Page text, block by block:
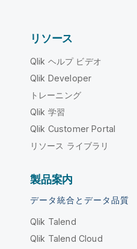
リソース
Qlik ヘルプ ビデオ
Qlik Developer
トレーニング
Qlik 学習
Qlik Customer Portal
リソース ライブラリ
製品案内
データ統合とデータ品質
Qlik Talend
Qlik Talend Cloud